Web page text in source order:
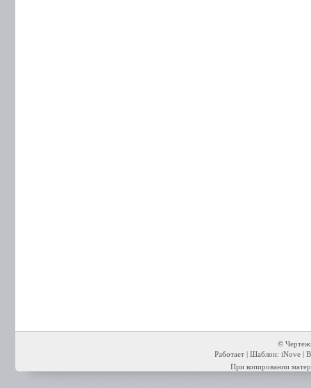
©
Работает | Шаблон: iNove |
При копировании